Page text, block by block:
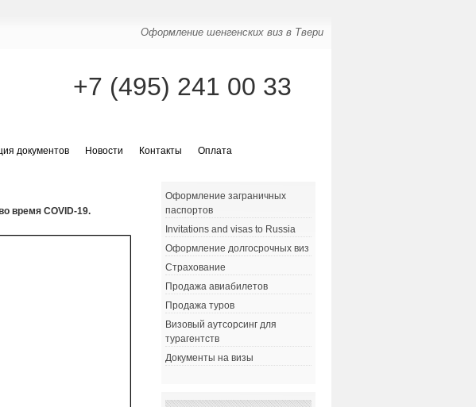
Оформление шенгенских виз в Твери
+7 (495) 241 00 33
документов Новости Контакты Оплата
время COVID-19.
Оформление заграничных
паспортов
Invitations and visas to Russia
Оформление долгосрочных виз
Страхование
Продажа авиабилетов
Продажа туров
Визовый аутсорсинг для
турагентств
Документы на визы